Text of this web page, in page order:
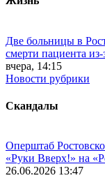
Две больницы в
смерти пациента
вчера, 14:15
Новости рубрики
Скандалы
Оперштаб
«Руки Вверх!» на
26.06.2026 13:47